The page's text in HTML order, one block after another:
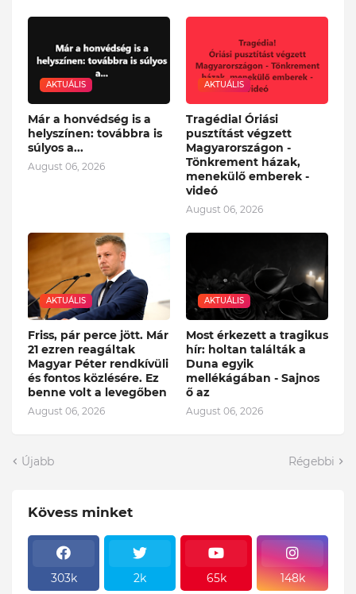
AKTUÁLIS
Már a honvédség is a
helyszínen: továbbra is
súlyos a...
August 06, 2026
AKTUÁLIS
Tragédia! Óriási
pusztítást végzett
Magyarországon -
Tönkrement házak,
menekülő emberek -
videó
August 06, 2026
AKTUÁLIS
Friss, pár perce jött. Már
21 ezren reagáltak
Magyar Péter rendkívüli
és fontos közlésére. Ez
benne volt a levegőben
August 06, 2026
AKTUÁLIS
Most érkezett a tragikus
hír: holtan találták a
Duna egyik
mellékágában - Sajnos
ő az
August 06, 2026
Újabb Régebbi
Kövess minket
303k 2k 65k 148k